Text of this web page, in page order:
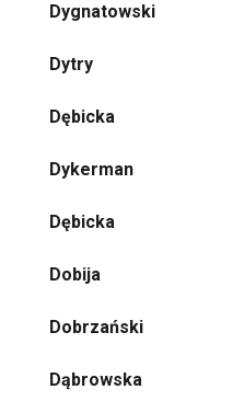
Dygnatowski
Dytry
Dębicka
Dykerman
Dębicka
Dobija
Dobrzański
Dąbrowska